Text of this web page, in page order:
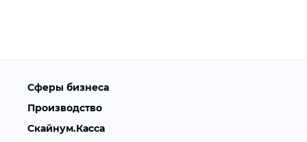
Сферы бизнеса
Производство
Скайнум.Касса